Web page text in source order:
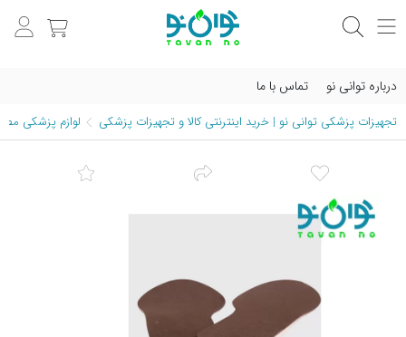
درباره توانی نو تماس با ما
تجهیزات پزشکی توانی نو | خرید اینترنتی کالا و تجهیزات پزشکی لوازم پزشکی